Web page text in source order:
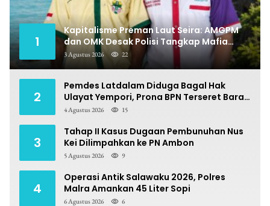
1
Kapitalisme Preman Laut Seira: AMGPM
dan OMK Desak Polisi Tangkap Mafia
Pungli
3 Agustus 2026 22
2
Pemdes Latdalam Diduga Bagal Hak
Ulayat Yempori, Prona BPN Terseret Bara
Sengketa
4 Agustus 2026 15
3
Tahap II Kasus Dugaan Pembunuhan Nus
Kei Dilimpahkan ke PN Ambon
5 Agustus 2026 9
4
Operasi Antik Salawaku 2026, Polres
Malra Amankan 45 Liter Sopi
6 Agustus 2026 6